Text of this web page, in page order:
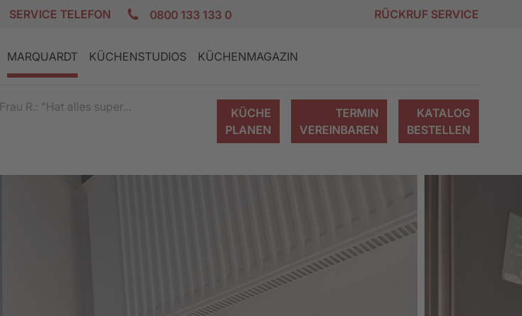
SERVICE TELEFON 0800 133 133 0 RÜCKRUF SERVICE
KÜCHENMODERNISIERUNG
KÜCHENANGEBOTE
MODULKÜCHEN
MARQUARDT
FRANCHISEPARTNER
WERDEN
KÜCHENSTUDIOS KÜCHENMAGAZIN
TIPPS & TRICKS
Frau R.: "Hat alles super...
KÜCHE
PLANEN
TERMIN
VEREINBAREN
KATALOG
BESTELLEN